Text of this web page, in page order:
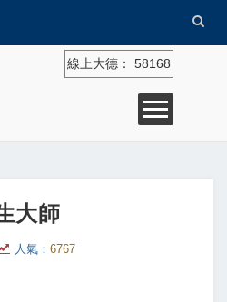
線上大德： 58168
大師
人氣： 6767